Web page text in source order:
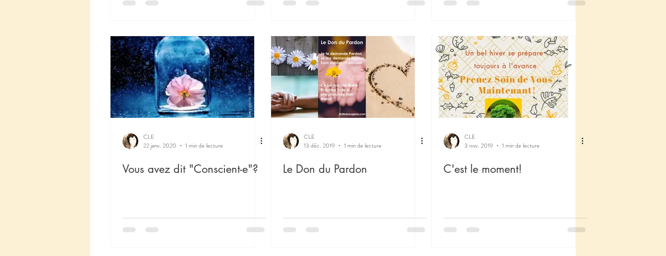
CLE
22 janv. 2020
1 min de lecture
Vous avez dit "Conscient-e"?
CLE
13 déc. 2019
1 min de lecture
Le Don du Pardon
CLE
3 nov. 2019
1 min de lecture
C'est le moment!